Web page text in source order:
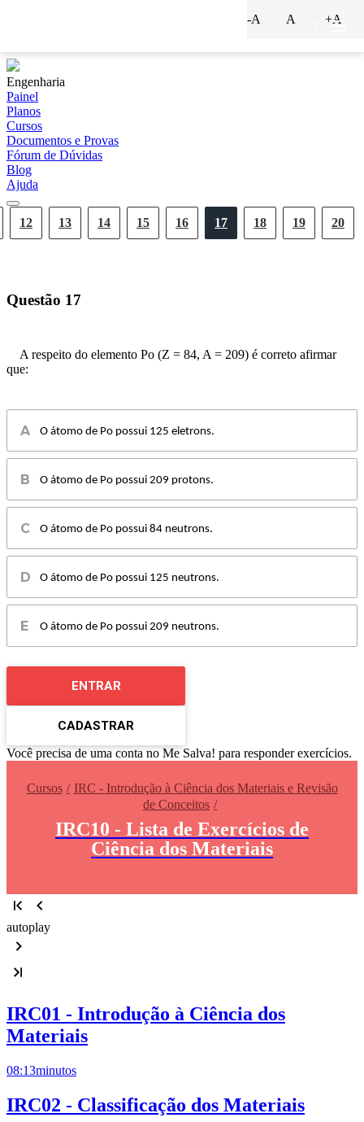
Engenharia
Painel
Planos
Cursos
Documentos e Provas
Fórum de Dúvidas
Blog
Ajuda
12 13 14 15 16 17 18 19 20
-A A +A
Questão 17
A respeito do elemento Po (Z = 84, A = 209) é correto afirmar
que:
O átomo de Po possui 125 eletrons.
O átomo de Po possui 209 protons.
O átomo de Po possui 84 neutrons.
O átomo de Po possui 125 neutrons.
O átomo de Po possui 209 neutrons.
ENTRAR
CADASTRAR
Você precisa de uma conta no Me Salva! para responder exercícios.
Cursos
IRC - Introdução à Ciência dos Materiais e Revisão
de Conceitos
IRC10 - Lista de Exercícios de
Ciência dos Materiais
autoplay
IRC01 - Introdução à Ciência dos
Materiais
08:13minutos
IRC02 - Classificação dos Materiais